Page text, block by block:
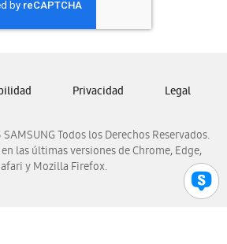
Nicaragua
Samsung Panamá
Venezuela
Todos los Derechos Reservados.
las últimas versiones de Chrome, Edge,
y Mozilla Firefox.
Privacidad Legal